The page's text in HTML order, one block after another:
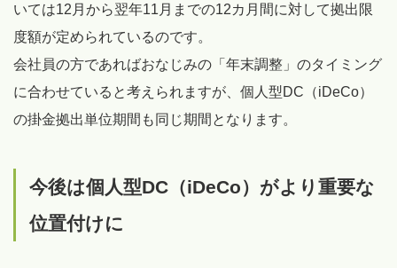
いては12月から翌年11月までの12カ月間に対して拠出限
度額が定められているのです。
会社員の方であればおなじみの「年末調整」のタイミング
に合わせていると考えられますが、個人型DC（iDeCo）
の掛金拠出単位期間も同じ期間となります。
今後は個人型DC（iDeCo）がより重要な
位置付けに